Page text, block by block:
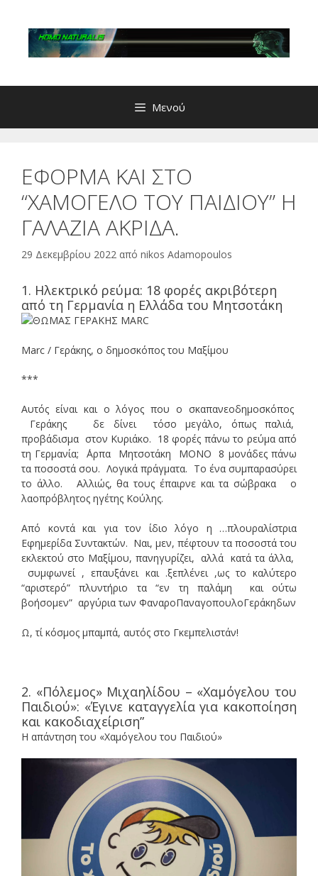
περιεχόμενο
Μενού
ΕΦΟΡΜΑ ΚΑΙ ΣΤΟ
“ΧΑΜΟΓΕΛΟ ΤΟΥ ΠΑΙΔΙΟΥ” Η
ΓΑΛΑΖΙΑ ΑΚΡΙΔΑ.
29 Δεκεμβρίου 2022 από nikos Adamopoulos
1. Ηλεκτρικό ρεύμα: 18 φορές ακριβότερη
από τη Γερμανία η Ελλάδα του Μητσοτάκη
Marc / Γεράκης, ο δημοσκόπος του Μαξίμου
***
Αυτός είναι και ο λόγος που ο σκαπανεοδημοσκόπος
Γεράκης δε δίνει τόσο μεγάλο, όπως παλιά,
προβάδισμα στον Κυριάκο. 18 φορές πάνω το ρεύμα από
τη Γερμανία; ΄Αρπα Μητσοτάκη ΜΟΝΟ 8 μονάδες πάνω
τα ποσοστά σου. Λογικά πράγματα. Το ένα συμπαρασύρει
το άλλο. Αλλιώς, θα τους έπαιρνε και τα σώβρακα ο
λαοπρόβλητος ηγέτης Κούλης.
Από κοντά και για τον ίδιο λόγο η …πλουραλίστρια
Εφημερίδα Συντακτών. Ναι, μεν, πέφτουν τα ποσοστά του
εκλεκτού στο Μαξίμου, πανηγυρίζει, αλλά κατά τα άλλα,
συμφωνεί , επαυξάνει και .ξεπλένει ,ως το καλύτερο
“αριστερό” πλυντήριο τα “εν τη παλάμη και ούτω
βοήσομεν” αργύρια των ΦαναροΠαναγοπουλοΓεράκηδων
Ω, τί κόσμος μπαμπά, αυτός στο Γκεμπελιστάν!
2. «Πόλεμος» Μιχαηλίδου – «Χαμόγελου του
Παιδιού»: «Έγινε καταγγελία για κακοποίηση
και κακοδιαχείριση”
Η απάντηση του «Χαμόγελου του Παιδιού»